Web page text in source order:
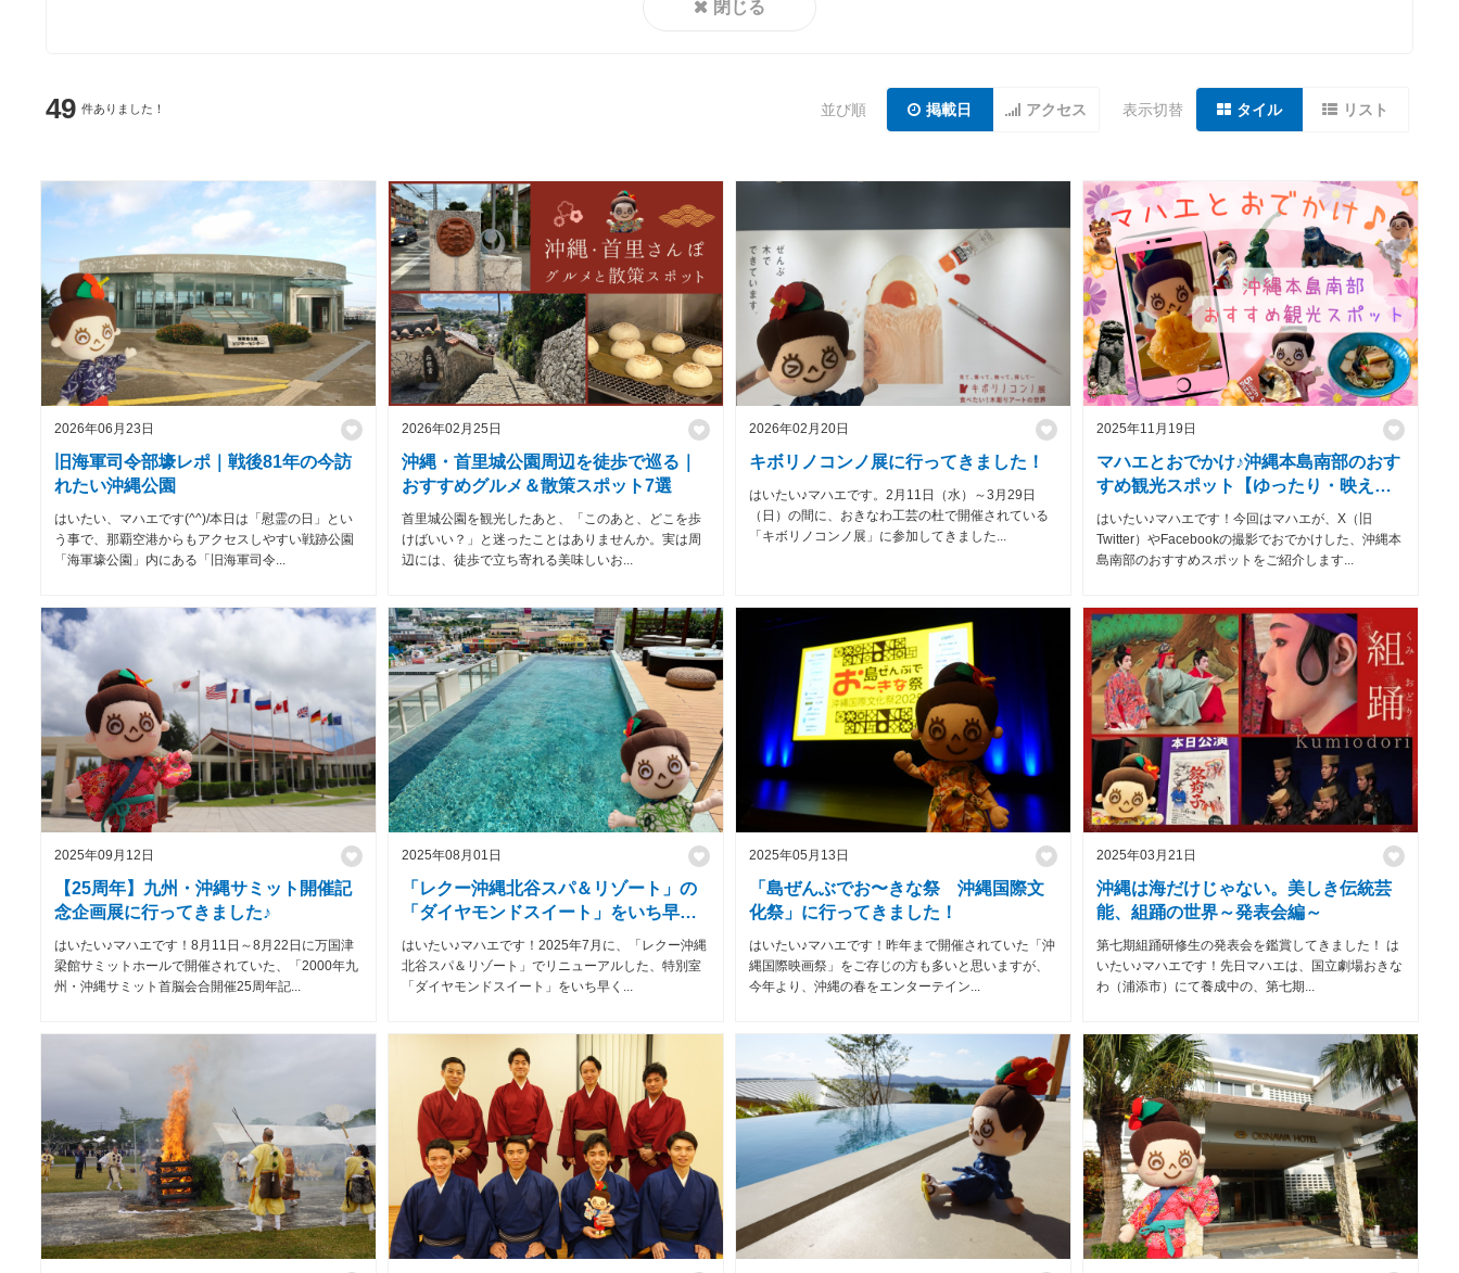
閉じる
49 件ありました！ 並び順 掲載日 アクセス 表示切替 タイル リスト
2026年06月23日
旧海軍司令部壕レポ｜戦後81年の今訪
れたい沖縄公園
はいたい、マハエです(^^)/本日は「慰霊の日」とい
う事で、那覇空港からもアクセスしやすい戦跡公園
「海軍壕公園」内にある「旧海軍司令...
2026年02月25日
沖縄・首里城公園周辺を徒歩で巡る｜
おすすめグルメ＆散策スポット7選
首里城公園を観光したあと、「このあと、どこを歩
けばいい？」と迷ったことはありませんか。実は周
辺には、徒歩で立ち寄れる美味しいお...
2026年02月20日
キボリノコンノ展に行ってきました！
はいたい♪マハエです。2月11日（水）～3月29日
（日）の間に、おきなわ工芸の杜で開催されている
「キボリノコンノ展」に参加してきました...
2025年11月19日
マハエとおでかけ♪沖縄本島南部のおす
すめ観光スポット【ゆったり・映え・
癒し】
はいたい♪マハエです！今回はマハエが、X（旧
Twitter）やFacebookの撮影でおでかけした、沖縄本
島南部のおすすめスポットをご紹介します...
2025年09月12日
【25周年】九州・沖縄サミット開催記
念企画展に行ってきました♪
はいたい♪マハエです！8月11日～8月22日に万国津
梁館サミットホールで開催されていた、「2000年九
州・沖縄サミット首脳会合開催25周年記...
2025年08月01日
「レクー沖縄北谷スパ＆リゾート」の
「ダイヤモンドスイート」をいち早く
体験してきました！
はいたい♪マハエです！2025年7月に、「レクー沖縄
北谷スパ＆リゾート」でリニューアルした、特別室
「ダイヤモンドスイート」をいち早く...
2025年05月13日
「島ぜんぶでお〜きな祭 沖縄国際文
化祭」に行ってきました！
はいたい♪マハエです！昨年まで開催されていた「沖
縄国際映画祭」をご存じの方も多いと思いますが、
今年より、沖縄の春をエンターテイン...
2025年03月21日
沖縄は海だけじゃない。美しき伝統芸
能、組踊の世界～発表会編～
第七期組踊研修生の発表会を鑑賞してきました！ は
いたい♪マハエです！先日マハエは、国立劇場おきな
わ（浦添市）にて養成中の、第七期...